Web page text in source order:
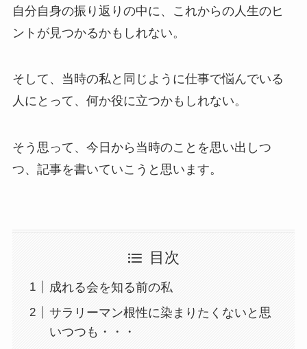
自分自身の振り返りの中に、これからの人生のヒ
ントが見つかるかもしれない。
そして、当時の私と同じように仕事で悩んでいる
人にとって、何か役に立つかもしれない。
そう思って、今日から当時のことを思い出しつ
つ、記事を書いていこうと思います。
目次
成れる会を知る前の私
サラリーマン根性に染まりたくないと思
いつつも・・・